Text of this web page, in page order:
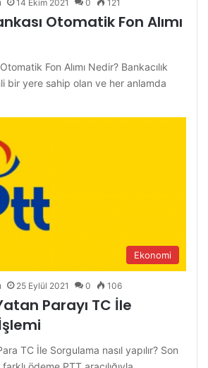
14 Ekim 2021 0 121
Otomatik Fon Alımı
Fon Alımı Nedir? Bankacılık
bir yere sahip olan ve her anlamda
Ekonomi
25 Eylül 2021 0 106
Parayı TC İle
TC İle Sorgulama nasıl yapılır? Son